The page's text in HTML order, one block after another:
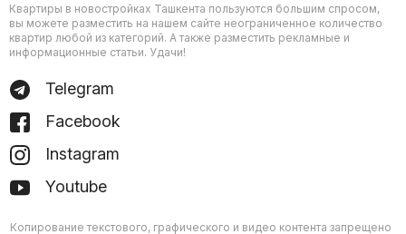
Квартиры в новостройках Ташкента пользуются большим спросом,
вы можете разместить на нашем сайте неограниченное количество
квартир любой из категорий. А также разместить рекламные и
информационные статьи. Удачи!
Telegram
Facebook
Instagram
Youtube
Копирование текстового, графического и видео контента запрещено